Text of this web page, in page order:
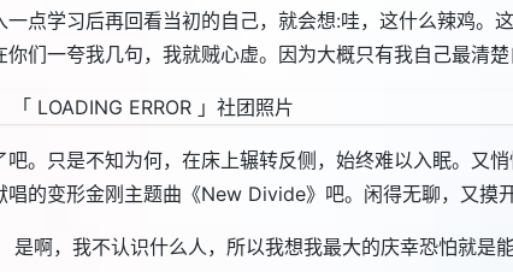
点学习后再回看当初的自己，就会想:哇，这什么辣鸡。
们一夸我几句，我就贼心虚。因为大概只有我自己最清楚
。只是不知为何，在床上辗转反侧，始终难以入眠。又
的变形金刚主题曲《New Divide》吧。闲得无聊，又摸
啊，我不认识什么人，所以我想我最大的庆幸恐怕就是